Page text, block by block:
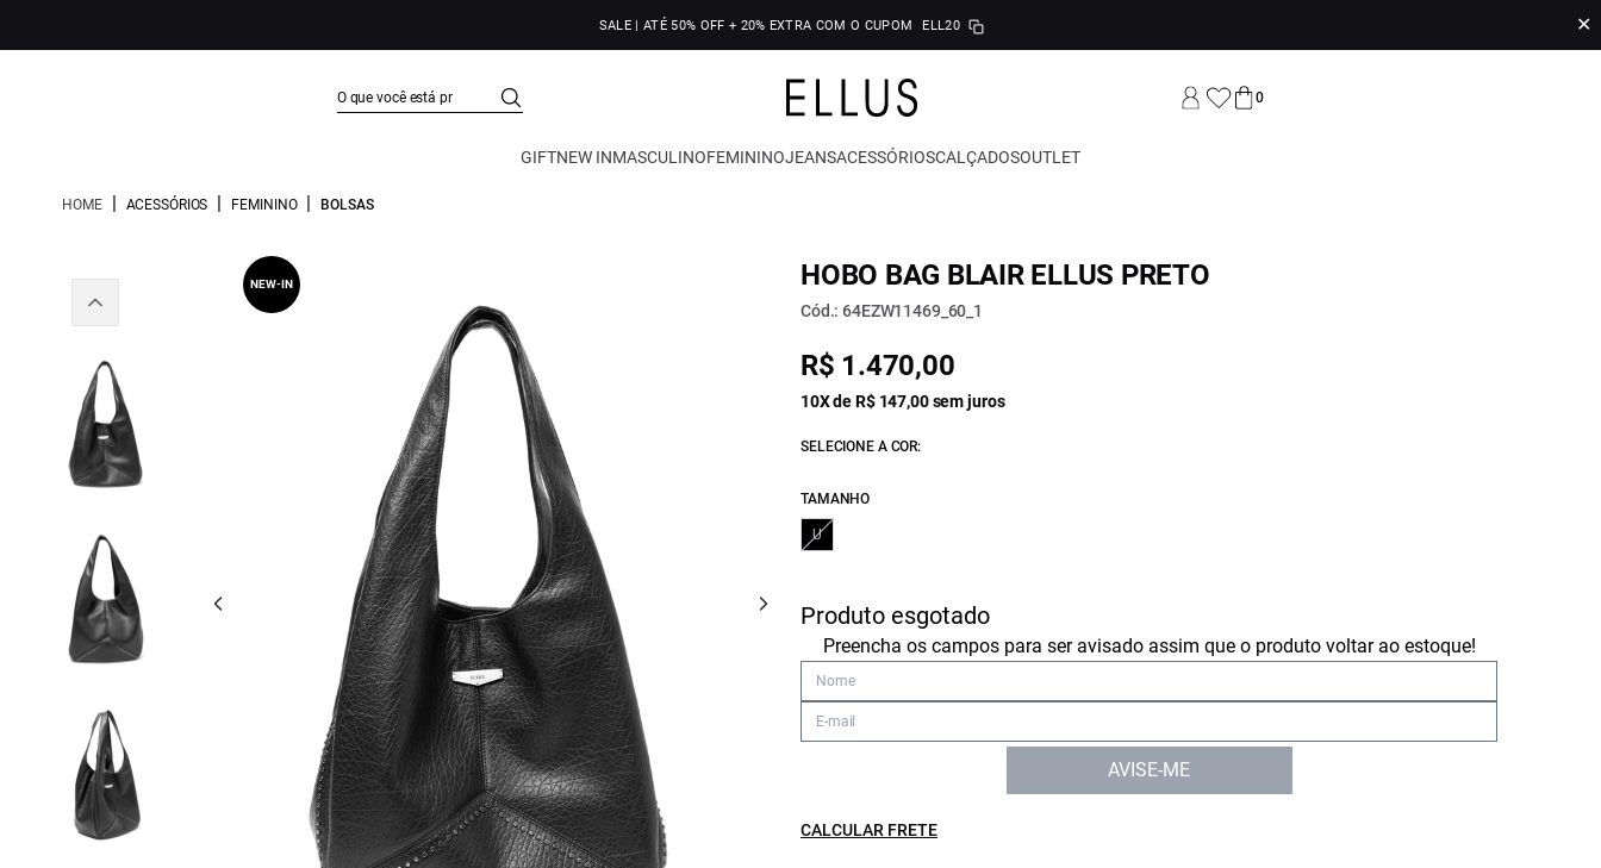
SALE | ATÉ 50% OFF + 20% EXTRA COM O CUPOM ELL20 ✕
0
GIFTNEW INMASCULINOFEMININOJEANSACESSÓRIOSCALÇADOSOUTLET
HOME | ACESSÓRIOS | FEMININO | BOLSAS
NEW-IN HOBO BAG BLAIR ELLUS PRETO
Cód.: 64EZW11469_60_1
R$ 1.470,00
10X de R$ 147,00 sem juros
SELECIONE A COR:
TAMANHO
U
Produto esgotado
Preencha os campos para ser avisado assim que o produto voltar ao estoque!
AVISE-ME
CALCULAR FRETE